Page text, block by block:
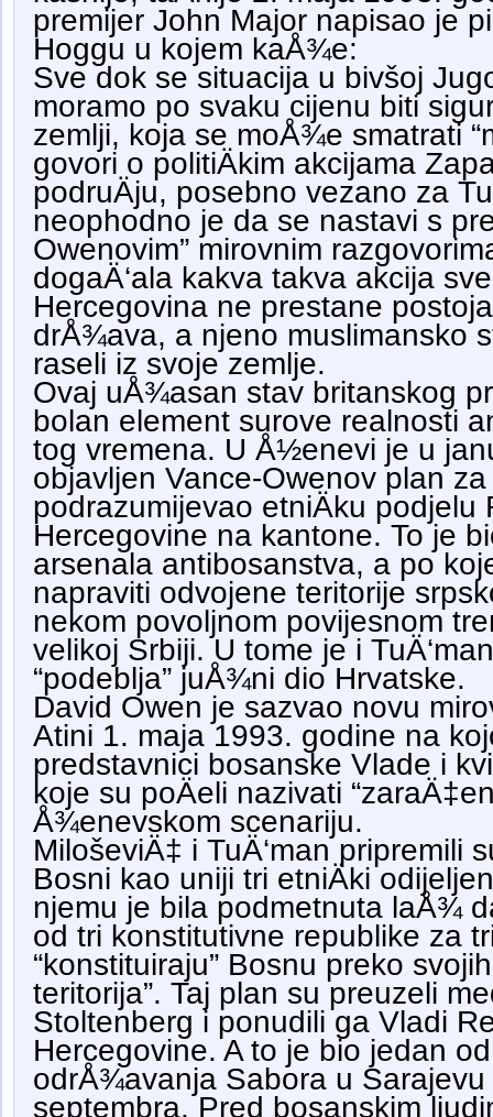
premijer John Major napisao je
Hoggu u kojem kaÅ¾e:
Sve dok se situacija u bivšoj
moramo po svaku cijenu biti
zemlji, koja se moÅ¾e smatrati
govori o politiÄkim akcijama
podruÄju, posebno vezano za
neophodno je da se nastavi s
Owenovim” mirovnim
dogaÄ‘ala kakva takva akcija
Hercegovina ne prestane
drÅ¾ava, a njeno muslimansko
raseli iz svoje zemlje.
Ovaj uÅ¾asan stav britanskog
bolan element surove realnosti
tog vremena. U Å½enevi je u
objavljen Vance-Owenov plan
podrazumijevao etniÄku
Hercegovine na kantone. To je
arsenala antibosanstva, a po
napraviti odvojene teritorije
nekom povoljnom povijesnom
velikoj Srbiji. U tome je i
“podeblja” juÅ¾ni dio Hrvatske.
David Owen je sazvao novu
Atini 1. maja 1993. godine na
predstavnici bosanske Vlade i
koje su poÄeli nazivati
Å¾enevskom scenariju.
MiloševiÄ‡ i TuÄ‘man pripremili
Bosni kao uniji tri etniÄki
njemu je bila podmetnuta laÅ¾
od tri konstitutivne republike za
“konstituiraju” Bosnu preko
teritorija”. Taj plan su preuzeli
Stoltenberg i ponudili ga Vladi
Hercegovine. A to je bio jedan
odrÅ¾avanja Sabora u
septembra. Pred bosanskim